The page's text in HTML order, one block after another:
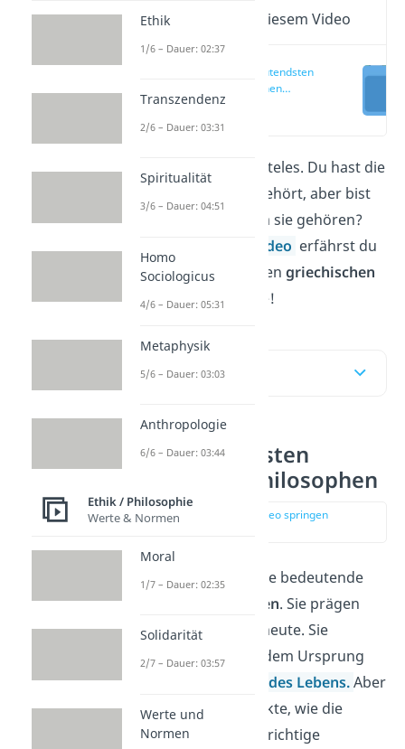
Wichtige Inhalte in diesem Video
Die bedeutendsten
griechischen
Philosophen
(00:17)
Sokrates, Platon, Aristoteles. Du hast die
Namen schon einmal gehört, aber bist
dir nicht sicher, zu wem sie gehören?
Video erfährst du
alles über die wichtigsten griechischen
Philosophender Antike!
Inhaltsübersicht
Die bedeutendsten
griechischen Philosophen
zur Stelle im Video springen
In der Antike lebten viele bedeutende
griechische Philosophen. Sie prägen
unsere Denkweise bis heute. Sie
beschäftigten sich mit dem Ursprung
der Welt und dem
Sinn des Lebens.Aber
auch handfestere Aspekte, wie die
Naturgesetze
oder die richtige
Ethik
1/6 – Dauer: 02:37
Transzendenz
2/6 – Dauer: 03:31
Spiritualität
3/6 – Dauer: 04:51
Homo
Sociologicus
4/6 – Dauer: 05:31
Metaphysik
5/6 – Dauer: 03:03
Anthropologie
6/6 – Dauer: 03:44
Ethik / Philosophie
Werte & Normen
Moral
1/7 – Dauer: 02:35
Solidarität
2/7 – Dauer: 03:57
Werte und
Normen